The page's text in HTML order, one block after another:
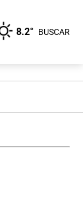
8.2° BUSCAR